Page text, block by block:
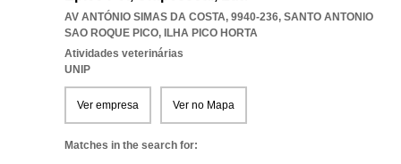
AV ANTÓNIO SIMAS DA COSTA, 9940-236, SANTO ANTONIO
SAO ROQUE PICO, ILHA PICO HORTA
Atividades veterinárias
UNIP
Ver empresa Ver no Mapa
Matches in the search for: